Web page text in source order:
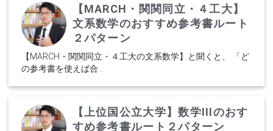
【MARCH・関関同立・４工大】
文系数学のおすすめ参考書ルート
２パターン
【MARCH・関関同立・４工大の文系数学】と聞くと、 「ど
の参考書を使えば合...
【上位国公立大学】数学IIIのおす
すめ参考書ルート２パターン